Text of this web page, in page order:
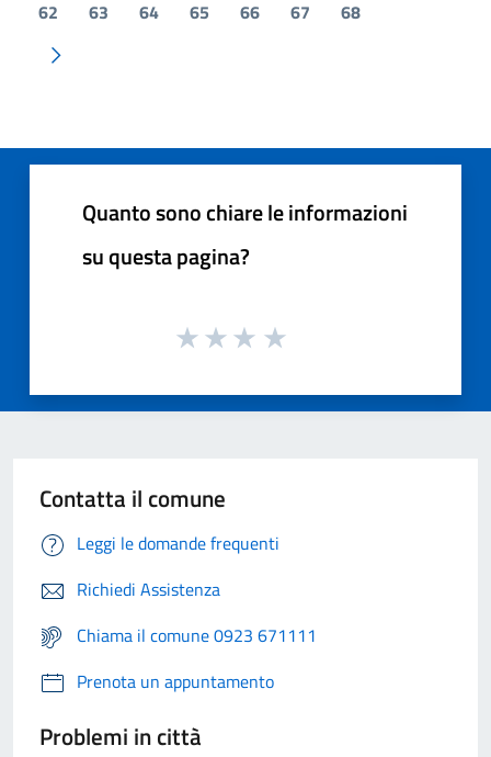
62 63 64 65 66 67 68
Pagina successiva
Quanto sono chiare le informazioni
su questa pagina?
Contatta il comune
Leggi le domande frequenti
Richiedi Assistenza
Chiama il comune 0923 671111
Prenota un appuntamento
Problemi in città